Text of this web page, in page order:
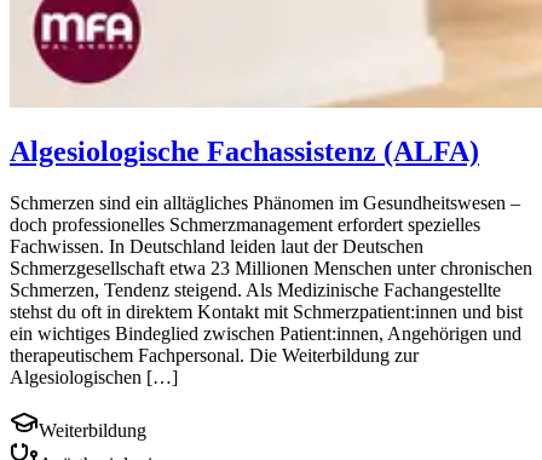
Algesiologische Fachassistenz (ALFA)
Schmerzen sind ein alltägliches Phänomen im Gesundheitswesen –
doch professionelles Schmerzmanagement erfordert spezielles
Fachwissen. In Deutschland leiden laut der Deutschen
Schmerzgesellschaft etwa 23 Millionen Menschen unter chronischen
Schmerzen, Tendenz steigend. Als Medizinische Fachangestellte
stehst du oft in direktem Kontakt mit Schmerzpatient:innen und bist
ein wichtiges Bindeglied zwischen Patient:innen, Angehörigen und
therapeutischem Fachpersonal. Die Weiterbildung zur
Algesiologischen […]
Weiterbildung